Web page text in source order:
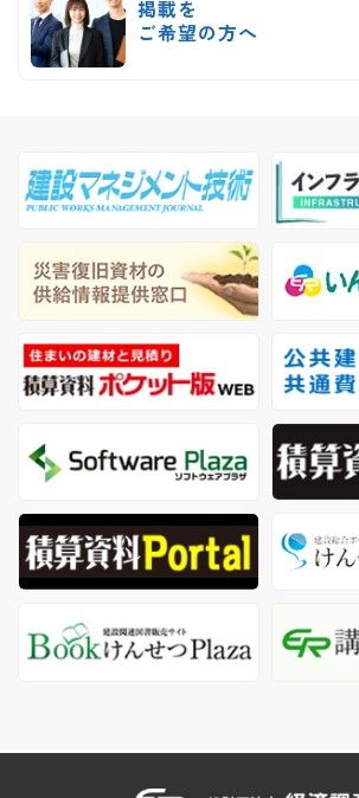
掲載を
ご希望の方へ